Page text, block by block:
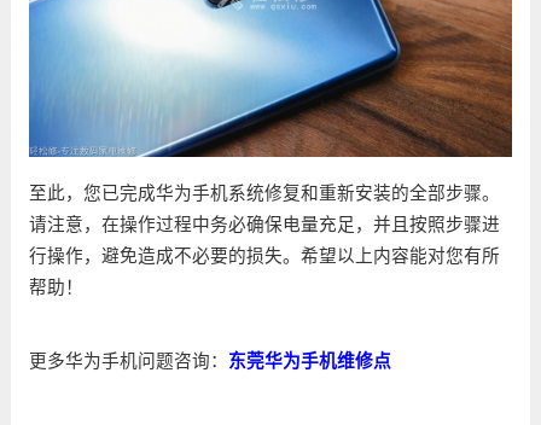
至此，您已完成华为手机系统修复和重新安装的全部步骤。
请注意，在操作过程中务必确保电量充足，并且按照步骤进
行操作，避免造成不必要的损失。希望以上内容能对您有所
帮助！
更多华为手机问题咨询： 东莞华为手机维修点